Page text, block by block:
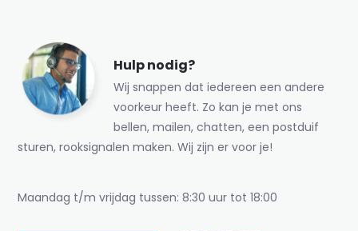
Hulp nodig?
Wij snappen dat iedereen een andere
voorkeur heeft. Zo kan je met ons
bellen, mailen, chatten, een postduif
sturen, rooksignalen maken. Wij zijn er voor je!
Maandag t/m vrijdag tussen: 8:30 uur tot 18:00